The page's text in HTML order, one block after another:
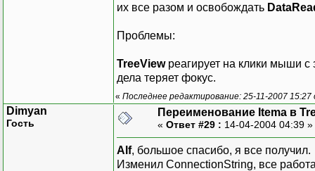
// добавить все
foreach (TreeNode
FillBranch(nn);
} // foreach
}
их все разом и освобождать
Проблемы:
TreeViewреагирует на клики мыши с
дела теряет фокус.
« Последнее редактирование: 25-11-2007 15:27
Dimyan
Гость
Переименование Itema в
« Ответ #29 : 14-04-2004 04:39 »
Alf, большое спасибо, я все получил.
Изменил ConnectionString, все